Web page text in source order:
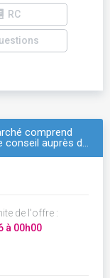
RC
comprend
conseil auprès d…
de l'offre :
à 00h00